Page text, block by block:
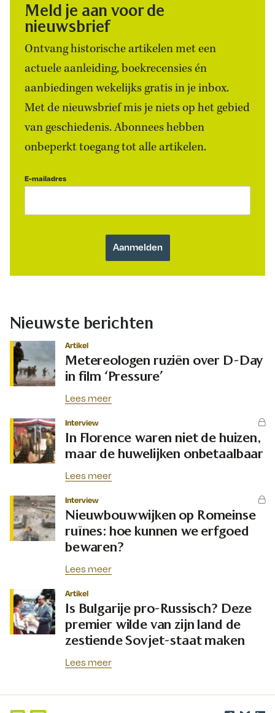
Meld je aan voor de
nieuwsbrief
Ontvang historische artikelen met een
actuele aanleiding, boekrecensies én
aanbiedingen wekelijks gratis in je inbox.
Met de nieuwsbrief mis je niets op het gebied
van geschiedenis. Abonnees hebben
onbeperkt toegang tot alle artikelen.
E-mailadres
Nieuwste berichten
Artikel
Metereologen ruziën over D-Day
in film ‘Pressure’
Lees meer
Interview
In Florence waren niet de huizen,
maar de huwelijken onbetaalbaar
Lees meer
Interview
Nieuwbouwwijken op Romeinse
ruïnes: hoe kunnen we erfgoed
bewaren?
Lees meer
Artikel
Is Bulgarije pro-Russisch? Deze
premier wilde van zijn land de
zestiende Sovjet-staat maken
Lees meer